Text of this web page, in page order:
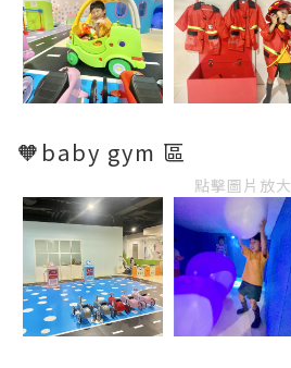
🧡baby gym 區
點擊圖片放大